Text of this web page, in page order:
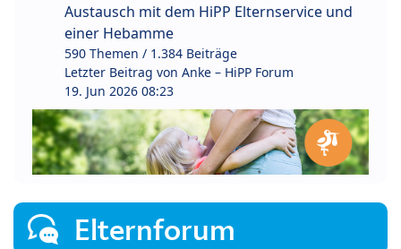
Austausch mit dem HiPP Elternservice und
einer Hebamme
590 Themen / 1.384 Beiträge
Letzter Beitrag von Anke – HiPP Forum
19. Jun 2026 08:23
Elternforum